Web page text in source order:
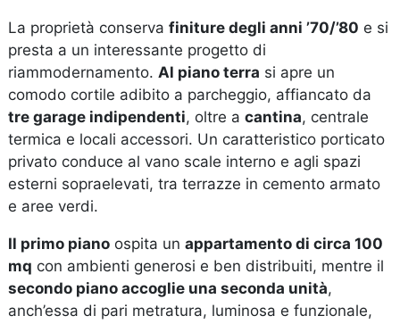
La proprietà conservafiniture degli anni ’70/’80 e si
presta a un interessante progetto di
riammodernamento. Al piano terra si apre un
comodo cortile adibito a parcheggio, affiancato da
tre garage indipendenti, oltre acantina, centrale
termica e locali accessori. Un caratteristico porticato
privato conduce al vano scale interno e agli spazi
esterni sopraelevati, tra terrazze in cemento armato
e aree verdi.
Il primo piano ospita unappartamento di circa 100
mq con ambienti generosi e ben distribuiti, mentre il
secondo piano accoglie una seconda unità,
anch’essa di pari metratura, luminosa e funzionale,